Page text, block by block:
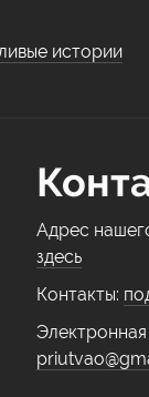
истории
Адрес
здесь
Контакты: